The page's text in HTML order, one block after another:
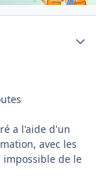
a l'aide d'un
avec les
impossible de le